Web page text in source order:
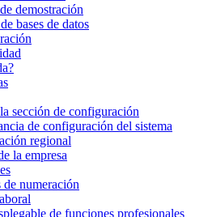
demostración
bases de datos
sección de configuración
de configuración del sistema
regional
la empresa
de numeración
de funciones profesionales